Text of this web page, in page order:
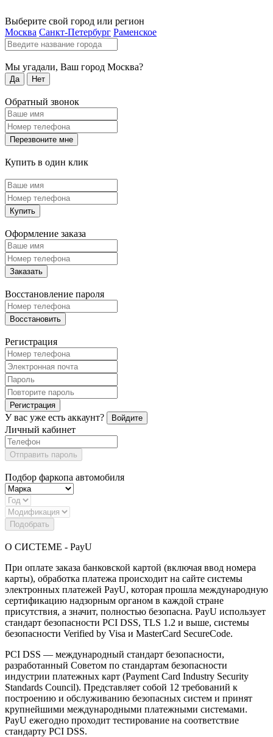
Выберите свой город или регион
Москва Санкт-Петербург Раменское
Мы угадали, Ваш город Москва?
Да Нет
Обратный звонок
Перезвоните мне
Купить в один клик
Купить
Оформление заказа
Заказать
Восстановление пароля
Восстановить
Регистрация
Регистрация
У вас уже есть аккаунт? Войдите
Личный кабинет
Отправить пароль
Подбор фаркопа автомобиля
Подобрать
О СИСТЕМЕ - PayU
При оплате заказа банковской картой (включая ввод номера
карты), обработка платежа происходит на сайте системы
электронных платежей PayU, которая прошла международную
сертификацию надзорным органом в каждой стране
присутствия, а значит, полностью безопасна. PayU использует
стандарт безопасности PCI DSS, TLS 1.2 и выше, системы
безопасности Verified by Visa и MasterCard SecureCode.
PCI DSS — международный стандарт безопасности,
разработанный Советом по стандартам безопасности
индустрии платежных карт (Payment Card Industry Security
Standards Council). Представляет собой 12 требований к
построению и обслуживанию безопасных систем и принят
крупнейшими международными платежными системами.
PayU ежегодно проходит тестирование на соответствие
стандарту PCI DSS.